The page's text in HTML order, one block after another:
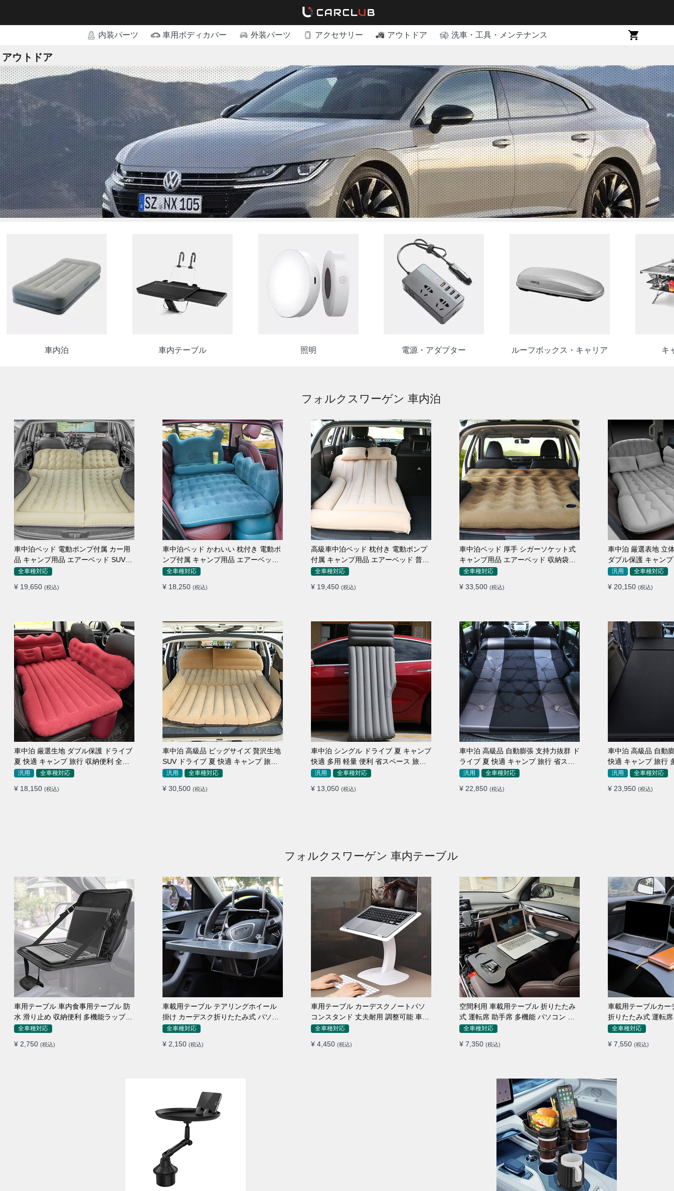
内装パーツ 車用ボディカバー 外装パーツ アクセサリー アウトドア 洗車・工具・メンテナンス
アウトドア
車内泊 車内テーブル 照明 電源・アダプター ルーフボックス・キャリア キ
フォルクスワーゲン 車内泊
車中泊ベッド 電動ポンプ付属 カー用
品 キャンプ用品 エアーベッド SUV車
普通車適用
全車種対応
¥ 19,650 (税込)
車中泊ベッド かわいい 枕付き 電動ポ
ンプ付属 キャンプ用品 エアーベッド
普通車 SUV
全車種対応
¥ 18,250 (税込)
高級車中泊ベッド 枕付き 電動ポンプ
付属 キャンプ用品 エアーベッド 普通
車 SUV
全車種対応
¥ 19,450 (税込)
車中泊ベッド 厚手 シガーソケット式
キャンプ用品 エアーベッド 収納袋付
き 普通車 SUV適用
全車種対応
¥ 33,500 (税込)
車中泊 厳選表地 立
ダブル保護 キャン
付簡単 全車種 エア
汎用 全車種対応
¥ 20,150 (税込)
車中泊 厳選生地 ダブル保護 ドライブ
夏 快適 キャンプ 旅行 収納便利 全車
種 多色 エアーベッド
汎用 全車種対応
¥ 18,150 (税込)
車中泊 高級品 ビッグサイズ 贅沢生地
SUV ドライブ 夏 快適 キャンプ 旅行
収納便利 エアーベッド
汎用 全車種対応
¥ 30,500 (税込)
車中泊 シングル ドライブ 夏 キャンプ
快適 多用 軽量 便利 省スペース 旅行
エアーベッド
汎用 全車種対応
¥ 13,050 (税込)
車中泊 高級品 自動膨張 支持力抜群 ド
ライブ 夏 快適 キャンプ 旅行 省スペ
ース エアーベッド
汎用 全車種対応
¥ 22,850 (税込)
車中泊 高級品 自動
快適 キャンプ 旅行
納便利 エアーベッド
汎用 全車種対応
¥ 23,950 (税込)
フォルクスワーゲン 車内テーブル
車用テーブル 車内食事用テーブル 防
水 滑り止め 収納便利 多機能ラップト
ップバッグ
全車種対応
¥ 2,750 (税込)
車載用テーブル テアリングホイール
掛け カーデスク折りたたみ式 パソコ
ン 食事 物置
全車種対応
¥ 2,150 (税込)
車用テーブル カーデスクノートパソ
コンスタンド 丈夫耐用 調整可能 車内
車外 多機能用
全車種対応
¥ 4,450 (税込)
空間利用 車載用テーブル 折りたたみ
式 運転席 助手席 多機能 パソコン 食
事 書き込み
全車種対応
¥ 7,350 (税込)
車載用テーブルカー
折りたたみ式 運転
り止め 安定
全車種対応
¥ 7,550 (税込)